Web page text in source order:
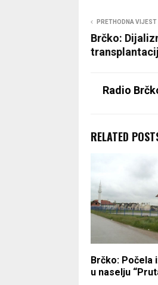
PRETHODNA VIJEST
Brčko:
Radio
RELATED
Brčko: Počela
u naselju